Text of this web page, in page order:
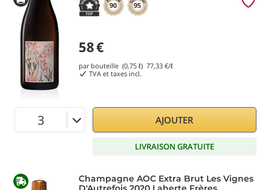
90 95
58€
par bouteille (0,75 ℓ) 77,33 €/ℓ
TVA et taxes incl.
AJOUTER
LIVRAISON GRATUITE
Champagne AOC Extra Brut Les Vignes